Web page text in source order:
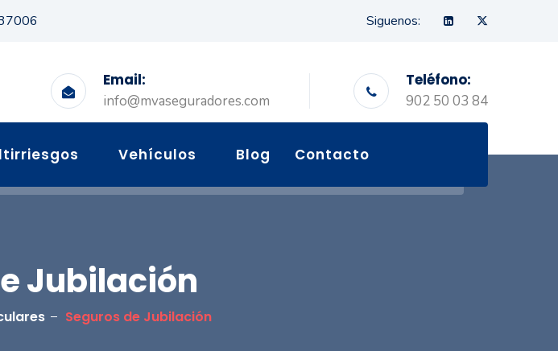
Siguenos:
Email:
info@mvaseguradores.com
Teléfono:
902 50 03 84
Vehículos Blog Contacto
Jubilación
Seguros de Jubilación